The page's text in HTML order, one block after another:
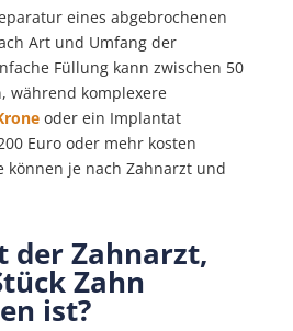
eines abgebrochenen
Art und Umfang der
Füllung kann zwischen 50
während komplexere
oder ein Implantat
Euro oder mehr kosten
können je nach Zahnarzt und
der Zahnarzt,
Zahn
ist?